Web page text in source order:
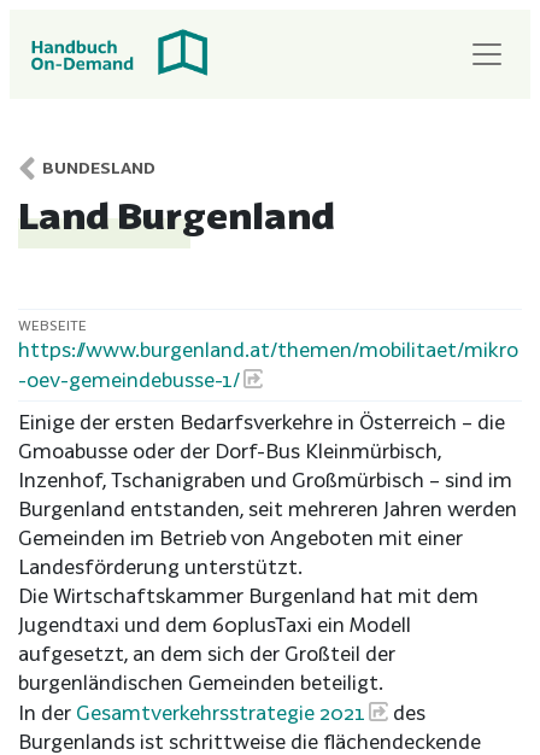
BUNDESLAND
Land Burgenland
WEBSEITE
https://www.burgenland.at/themen/mobilitaet/mikro
-oev-gemeindebusse-1/
Einige der ersten Bedarfsverkehre in Österreich – die
Gmoabusse oder der Dorf-Bus Kleinmürbisch,
Inzenhof, Tschanigraben und Großmürbisch – sind im
Burgenland entstanden, seit mehreren Jahren werden
Gemeinden im Betrieb von Angeboten mit einer
Landesförderung unterstützt.
Die Wirtschaftskammer Burgenland hat mit dem
Jugendtaxi und dem 60plusTaxi ein Modell
aufgesetzt, an dem sich der Großteil der
burgenländischen Gemeinden beteiligt.
In der Gesamtverkehrsstrategie 2021
des
Burgenlands ist schrittweise die flächendeckende